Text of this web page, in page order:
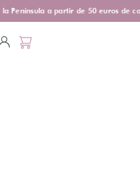
Península a partir de 50 euros de